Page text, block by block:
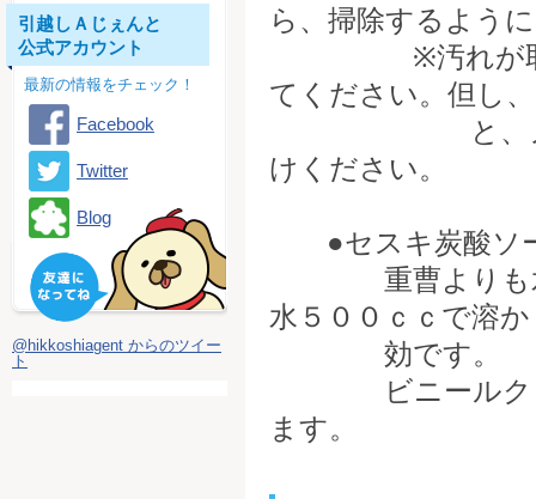
ら、掃除するよう
※汚れが取れに
てください。但し
と、ノズルが
けください。
●セスキ炭酸ソ
重曹よりも水に
水５００ｃｃで溶
効です。
ビニールクロス
ます。
引越しＡじぇんと
公式アカウント
最新の情報をチェック！
Facebook
Twitter
Blog
@hikkoshiagent からのツイー
ト